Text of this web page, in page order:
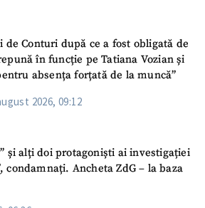
de Conturi după ce a fost obligată de
în funcție pe Tatiana Vozian și
absența forțată de la muncă”
2026, 09:12
și alți doi protagoniști ai investigației
condamnați. Ancheta ZdG – la baza